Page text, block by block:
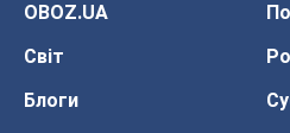
OBOZ.UA
Світ
Блоги